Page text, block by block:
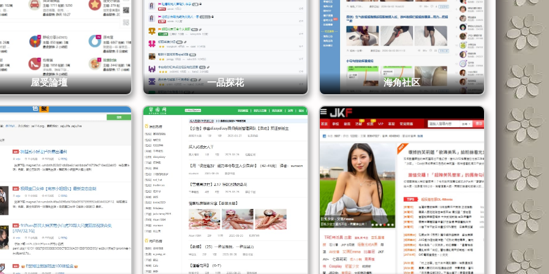
成了“性经验文学馆”。
论坛还有个小功能叫 瀑布流观看模式。点开之后能一次性刷出最新的 100 个帖子，
缩略图齐刷刷蹦出来，像黄油工厂开大门，啥题材都有。你一边往下滑，一边心里
喊：停！停！别再放图了！可手指就是停不下来。说白了，这就是让人眼睛先过劳
死，小弟弟后期补刀的设定。
没有邀请码，你只能当游客
要提醒一句，这论坛不像那些路边摊似的随便谁都能混进去。注册需要邀请码和邮
箱验证。听起来有点装逼，但想想也对。正因为门槛高，所以社区氛围能保持在一
个“老色批互相尊重”的水平。你进不去？那就乖乖当游客看热闹，想发言还得拉个熟
人带你飞。
体验总结：越看越沉，越撸越馋
色花堂就是那种，你第一眼觉得“论坛嘛，老土”，第二眼发现“资源不少啊”，第三眼
已经在瀑布流里滑到凌晨三点还不想睡。它不像某些付费网站那样包装精美，但它
胜在 真、全、杂。
* 想要无码？它有。
* 想要国产原创？它有。
* 想看网友猎艳故事、女优图鉴？它也有。
屋受論壇 一品探花 海角社区